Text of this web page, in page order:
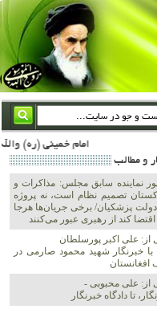
امام خمینی (ره) والله اسلام تمامش سیاست است؛ ***** امام شهید: به گفتار امام و کردار امام اهتمام بورزید ***** امام خمینی(ره): ان شاء الله ما اندوه دلمان را در وقت مناسب با انتقام از امریکا و آل سعود برطرف
و مطالب
نماینده سابق مجلس: مذاکرات و
تصمیم نظام است، نه پروژه
پزشکیان/ برخی جریان‌ها هرجا
کند از رهبری عبور می‌کنند
از: علی اکبر پورسلطان
خبرنگار شهید محمود صارمی در
افغانستان
از: علی محبوبی -
تا دادگاه خبرنگار